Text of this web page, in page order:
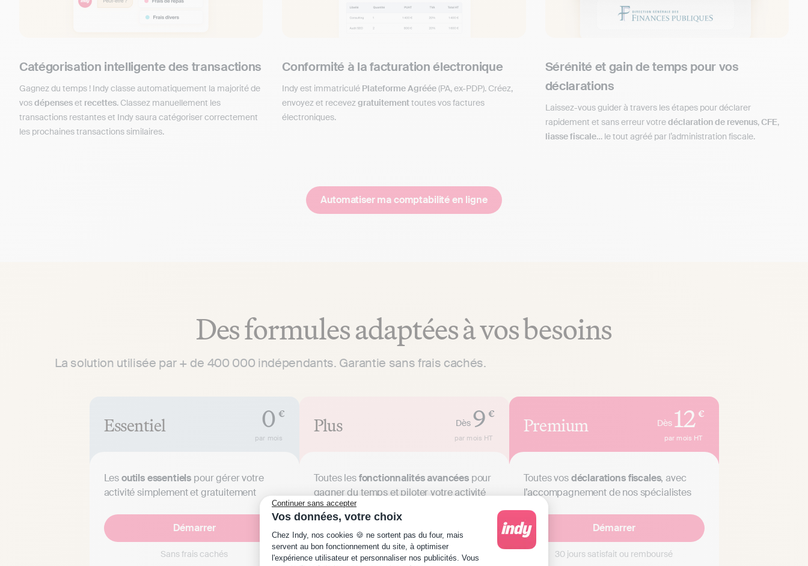
Continuer sans accepter
Vos données, votre choix
Plateforme de Gestion du Consentement : Personnalisez vos Options
Chez Indy, nos cookies 🍪 ne sortent pas du four, mais
servent au bon fonctionnement du site, à optimiser
l'expérience utilisateur et personnaliser nos publicités. Vous
Catégorisation intelligente des transactions
Gagnez du temps ! Indy classe automatiquement la majorité de
vosdépenseset recettes. Classez manuellement les
transactions restantes et Indy saura catégoriser correctement
les prochaines transactions similaires.
Conformité à la facturation électronique
Indy est immatriculé Plateforme Agréée(PA, ex-PDP). Créez,
envoyez et recevezgratuitementtoutes vos factures
électroniques.
Sérénité et gain de temps pour vos
déclarations
Laissez-vous guider à travers les étapes pour déclarer
rapidement et sans erreur votredéclaration de revenus,CFE,
liasse fiscale… le tout agréé par l’administration fiscale.
Automatiser ma comptabilité en ligne
Des formules adaptées à vos besoins
La solution utilisée par + de 400 000 indépendants. Garantie sans frais cachés.
Essentiel 0 €
par mois
Lesoutils essentiels pour gérer votre
activité simplement et gratuitement
Démarrer
Sans frais cachés
Plus Dès 9 €
par mois HT
Toutes lesfonctionnalités avancéespour
gagner du temps et piloter votre activité
30 jours satisfait ou remboursé
Premium Dès 12 €
par mois HT
Toutes vosdéclarations fiscales, avec
l’accompagnement de nos spécialistes
Démarrer
30 jours satisfait ou remboursé